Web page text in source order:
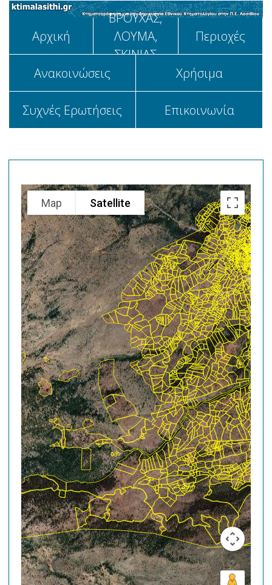
Αρχική
ΒΡΟΥΧΑΣ,
ΛΟΥΜΑ,
ΣΚΙΝΙΑΣ
Περιοχές
Aνακοινώσεις Χρήσιμα
Συχνές Ερωτήσεις Επικοινωνία
Map Satellite